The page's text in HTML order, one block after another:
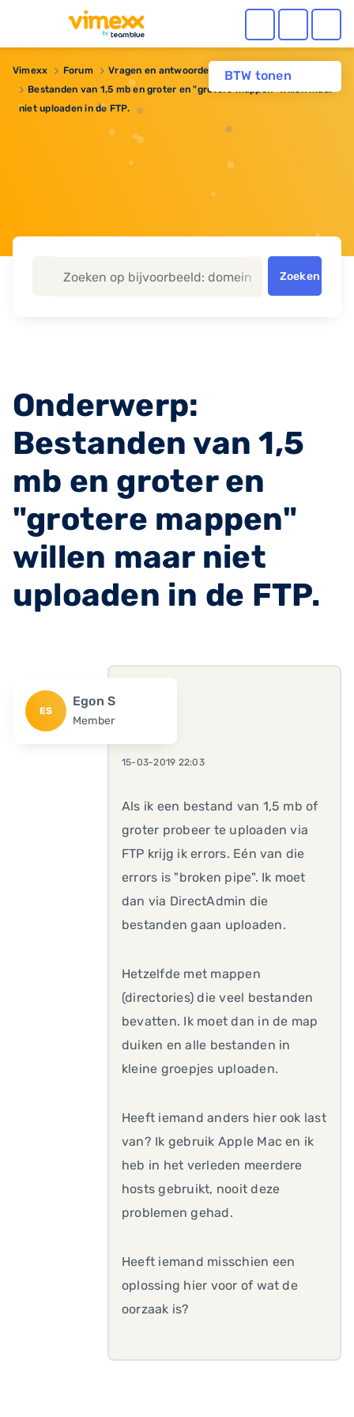
BTW tonen
Vimexx Forum
Vragen en antwoorden
Bestanden van 1,5 mb en groter en "grotere mappen" willen maar
niet uploaden in de FTP.
Zoeken
Onderwerp:
Bestanden van 1,5
mb en groter en
"grotere mappen"
willen maar niet
uploaden in de FTP.
ES
Egon S
Member
15-03-2019 22:03
Als ik een bestand van 1,5 mb of
groter probeer te uploaden via
FTP krijg ik errors. Eén van die
errors is "broken pipe". Ik moet
dan via DirectAdmin die
bestanden gaan uploaden.
Hetzelfde met mappen
(directories) die veel bestanden
bevatten. Ik moet dan in de map
duiken en alle bestanden in
kleine groepjes uploaden.
Heeft iemand anders hier ook last
van? Ik gebruik Apple Mac en ik
heb in het verleden meerdere
hosts gebruikt, nooit deze
problemen gehad.
Heeft iemand misschien een
oplossing hier voor of wat de
oorzaak is?